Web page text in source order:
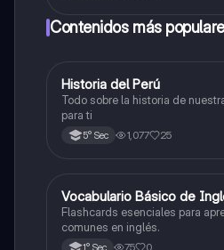
Contenidos más
Ciencias Sociales
Historia del Perú
Todo sobre la historia de
para ti
5° Sec 1,077 25
VInglés
Vocabulario Básico de
Flashcards esenciales para
comunes en inglés.
75 0